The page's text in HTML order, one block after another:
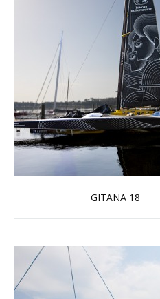
GITANA 18
En savoir plus...